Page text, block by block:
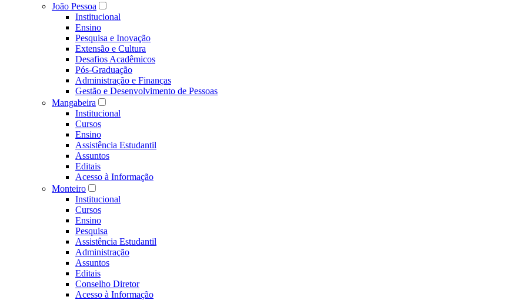
João Pessoa
Institucional
Ensino
Pesquisa e Inovação
Extensão e Cultura
Desafios Acadêmicos
Pós-Graduação
Administração e Finanças
Gestão e Desenvolvimento de Pessoas
Mangabeira
Institucional
Cursos
Ensino
Assistência Estudantil
Assuntos
Editais
Acesso à Informação
Monteiro
Institucional
Cursos
Ensino
Pesquisa
Assistência Estudantil
Administração
Assuntos
Editais
Conselho Diretor
Acesso à Informação